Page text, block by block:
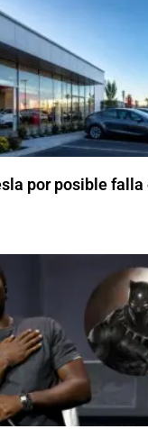
por posible falla